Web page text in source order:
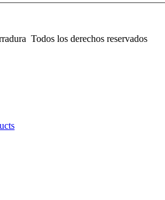
Todos los derechos reservados